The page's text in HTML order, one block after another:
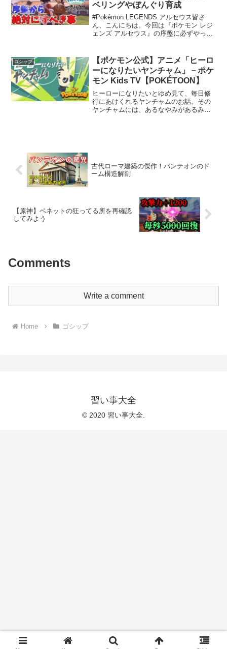
ベリングやぼんぐり育成
#Pokémon LEGENDS アルセウス皆さ
ん、こんにちは。今回は『ポケモン レジ
ェンズ アルセウス』の序盤に必ずやって
初心者の方には特に役立つ情報が満載で
す。それ...
ゴシップ
【ポケモン公式】アニメ「ヒーロ
ーになりたいヤンチャム」－ポケ
モン Kids TV【POKÉTOON】
ヒーローになりたいとゆめ見て、毎日修
行にあけくれるヤンチャムのお話。その
ヤンチャムには、あるなやみがあるみた
古代ローマ建築の傑作！パンテオンのド
ーム構造解剖
【原神】ベネットの狂ってる所を再確認
してみよう
Comments
Write a comment
Home ゴシップ
習い事大全
© 2020 習い事大全.